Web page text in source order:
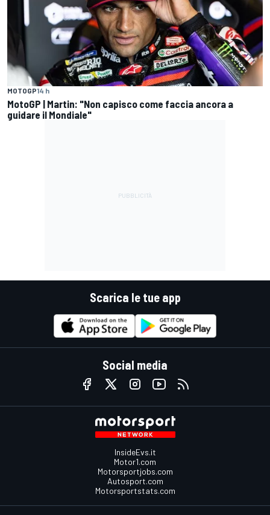
MOTOGP14 h
MotoGP | Martin: "Non capisco come faccia ancora a
guidare il Mondiale"
Scarica le tue app
Social media
InsideEvs.it
Motor1.com
Motorsportjobs.com
Autosport.com
Motorsportstats.com